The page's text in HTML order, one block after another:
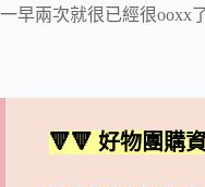
一早兩次就很已經很ooxx
🔻🔻 好物團購